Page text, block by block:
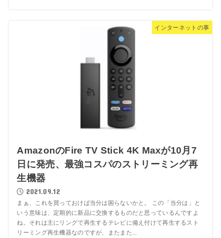
インターネットの事
AmazonのFire TV Stick 4K Maxが10月7
日に発売、最強コスパのストリーミング再
生機器
2021.09.12
まぁ、これを買っておけば当分は困らないかと。 この「当分は」と
いう意味は、定期的に新品に交換するものだと思っているんですよ
ね。それは主にリングで再生するテレビに備え付けて再生するスト
リーミング再生機器なのですが、またまた...